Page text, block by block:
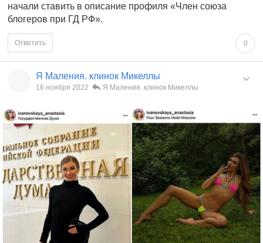
начали ставить в описание профиля «Член союза
блогеров при ГД РФ».
0
Ответить
Я Маления. клинок Микеллы
16 ноября 2022 Я Маления. клинок Микеллы